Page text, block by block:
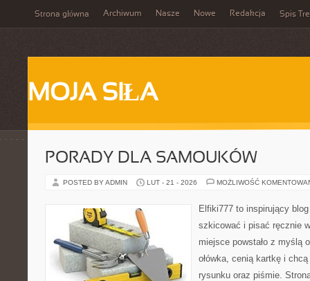
Strona główna Archiwum Nasze Nowe Redakcja Spis
MOJA SIŁA
PORADY DLA SAMOUKÓW
POSTED BY ADMIN LUT - 21 - 2026 MOŻLIWOŚĆ
Elfiki777 to inspirujący
szkicować i pisać ręcznie
miejsce powstało z myślą
ołówka, cenią kartkę i
rysunku oraz piśmie.